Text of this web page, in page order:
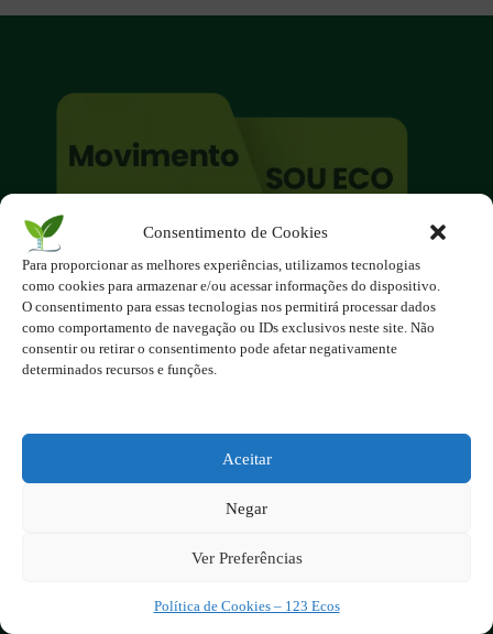
Consentimento de Cookies
Para proporcionar as melhores experiências, utilizamos tecnologias
como cookies para armazenar e/ou acessar informações do dispositivo.
O consentimento para essas tecnologias nos permitirá processar dados
como comportamento de navegação ou IDs exclusivos neste site. Não
consentir ou retirar o consentimento pode afetar negativamente
determinados recursos e funções.
Aceitar
Negar
Ver Preferências
Política de Cookies – 123 Ecos
O site é um movimento ambientalista!
Participe você também!
Podemos fazer muito
se nos unirmos!
Inscreva-se na Newsletter
2025 - Todos os direitos reservados à
Layout da home e rodapé criado por